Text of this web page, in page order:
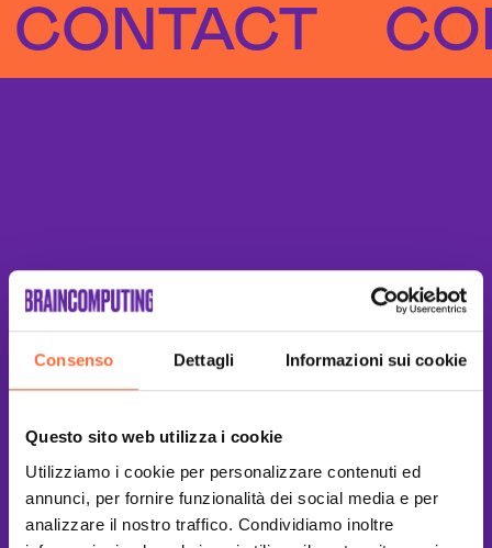
Consenso Dettagli Informazioni sui cookie
Questo sito web utilizza i cookie
Utilizziamo i cookie per personalizzare contenuti ed
annunci, per fornire funzionalità dei social media e per
analizzare il nostro traffico. Condividiamo inoltre